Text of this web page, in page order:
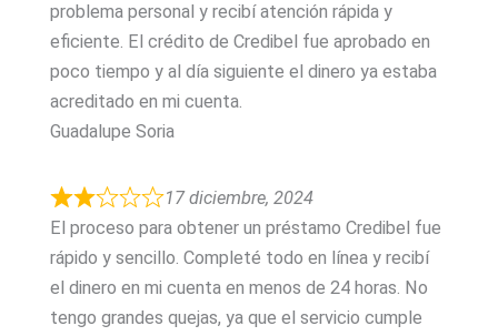
problema personal y recibí atención rápida y
eficiente. El crédito de Credibel fue aprobado en
poco tiempo y al día siguiente el dinero ya estaba
acreditado en mi cuenta.
Guadalupe Soria
17 diciembre, 2024
El proceso para obtener un préstamo Credibel fue
rápido y sencillo. Completé todo en línea y recibí
el dinero en mi cuenta en menos de 24 horas. No
tengo grandes quejas, ya que el servicio cumple